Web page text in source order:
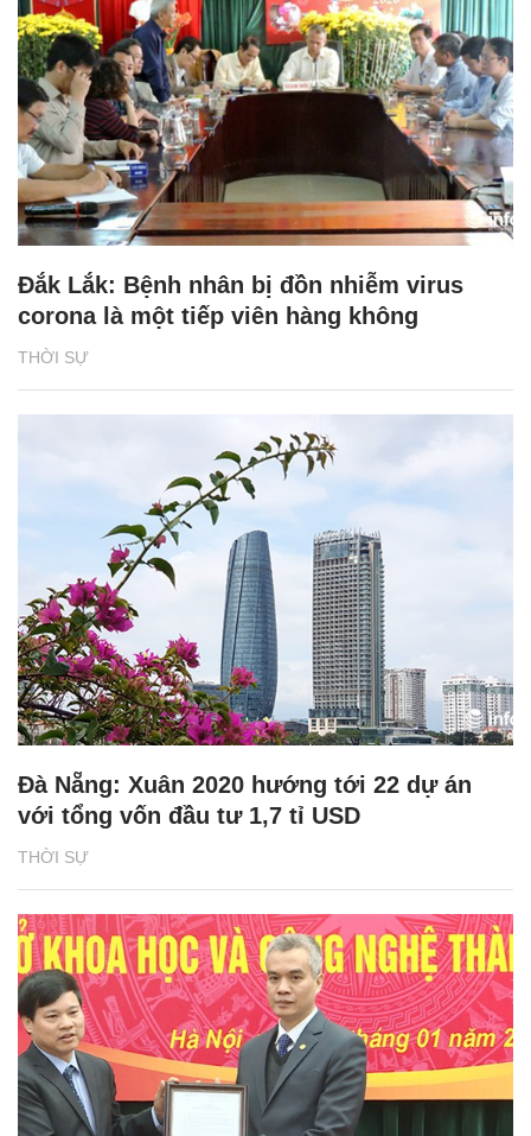
THỜI SỰ
Đắk Lắk: Bệnh nhân bị đồn nhiễm virus
corona là một tiếp viên hàng không
THỜI SỰ
Đà Nẵng: Xuân 2020 hướng tới 22 dự án
với tổng vốn đầu tư 1,7 tỉ USD